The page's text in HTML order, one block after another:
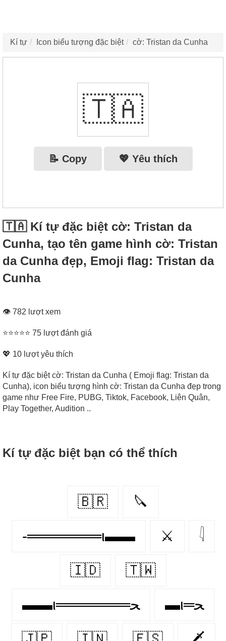
Kí tự Icon biểu tượng đặc biệt cờ: Tristan da Cunha
🇹🇦
📝 Copy 💖 Yêu thích
🇹🇦 Kí tự đặc biệt cờ: Tristan da
Cunha, tạo tên game hình cờ: Tristan
da Cunha đẹp, Emoji flag: Tristan da
Cunha
👁 782 lượt xem
⭐⭐⭐⭐⭐ 75 lượt đánh giá
💖 10 lượt yêu thích
Kí tự đặc biệt cờ: Tristan da Cunha ( Emoji flag: Tristan da
Cunha), icon biểu tượng hình cờ: Tristan da Cunha đẹp trong
game như Free Fire, PUBG, Tiktok, Facebook, Liên Quân,
Play Together, Audition ..
Kí tự đặc biệt bạn có thể thích
🇧🇷 🔪
-═══════ι▬▬ ⚔ 𓇋
🇮🇩 🇹🇼
▬▬ι═══════ﺤ ▬ι═ﺤ